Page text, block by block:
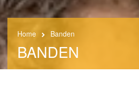
Home Banden
BANDEN